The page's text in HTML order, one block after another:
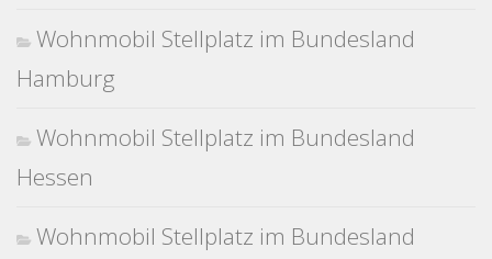
Wohnmobil Stellplatz im Bundesland
Hamburg
Wohnmobil Stellplatz im Bundesland
Hessen
Wohnmobil Stellplatz im Bundesland